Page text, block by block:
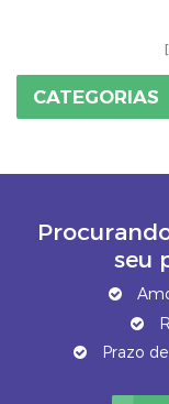
CATEGORIAS
seu
Prazo